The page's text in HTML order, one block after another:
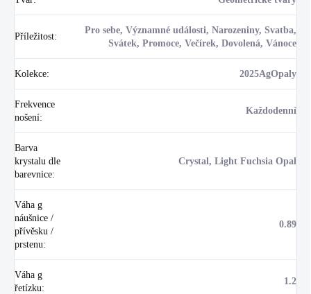
Příležitost:
Pro sebe, Významné události, Narozeniny, Svatba,
Svátek, Promoce, Večírek, Dovolená, Vánoce
Kolekce: 2025AgOpaly
Frekvence
nošení:
Každodenní
Barva
krystalu dle
barevnice:
Crystal, Light Fuchsia Opal
Váha g
náušnice /
přívěsku /
prstenu:
0.89
Váha g
řetízku:
1.2